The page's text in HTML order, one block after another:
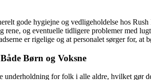
gode hygiejne og vedligeholdelse hos Rush
rene, og eventuelle tidligere problemer med
er rigelige og at personalet sørger for,
Børn og Voksne
underholdning for folk i alle aldre, hvilket gør